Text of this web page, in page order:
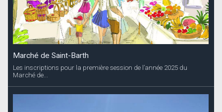
Marché de Saint-Barth
Les inscriptions pour la première session de l’année 2025 du
Marché de...